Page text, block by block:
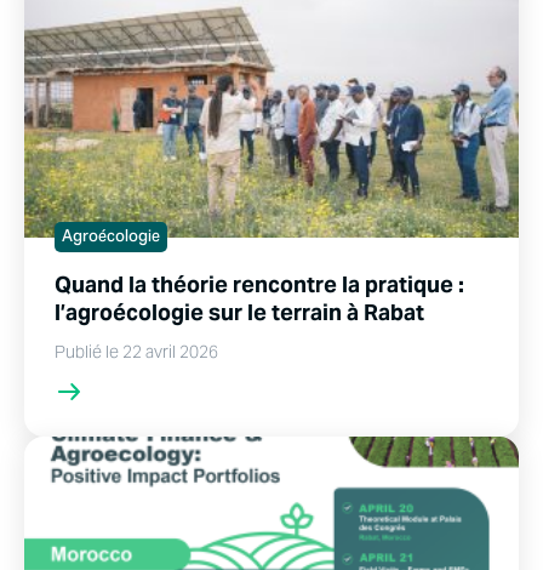
Agroécologie
Quand la théorie rencontre la pratique :
l’agroécologie sur le terrain à Rabat
Publié le 22 avril 2026